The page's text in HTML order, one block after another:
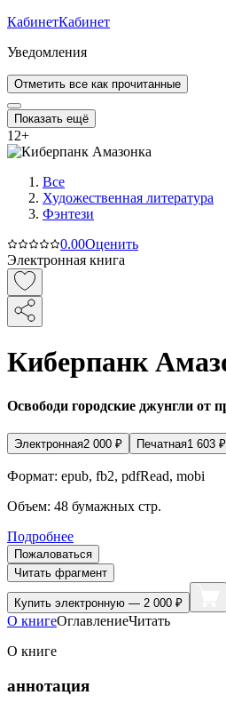
КабинетКабинет
Уведомления
Отметить все как прочитанные
Показать ещё
12+
Все
Художественная литература
Фэнтези
0.00Оценить
Электронная книга
Киберпанк
Освободи городские джунгли от
Электронная2 000 ₽ Печатная1 603 ₽
Формат: epub, fb2, pdfRead, mobi
Объем: 48 бумажных стр.
Подробнее
Пожаловаться
Читать фрагмент
Купить электронную — 2 000 ₽
О книгеОглавлениеЧитать
О книге
аннотация